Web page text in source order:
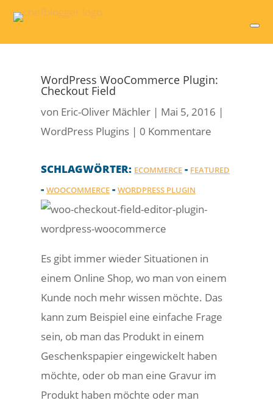
WordPress WooCommerce Plugin:
Checkout Field
von Eric-Oliver Mächler | Mai 5, 2016 |
WordPress Plugins | 0 Kommentare
SCHLAGWÖRTER: ECOMMERCE - FEATURED
-WOOCOMMERCE -WORDPRESS PLUGIN
Es gibt immer wieder Situationen in
einem Online Shop, wo man von einem
Kunde noch mehr wissen möchte. Das
kann zum Beispiel eine einfache Frage
sein, ob man das Produkt in einem
Geschenkspapier eingewickelt haben
möchte, oder ob man eine Gravur im
Produkt haben möchte oder man